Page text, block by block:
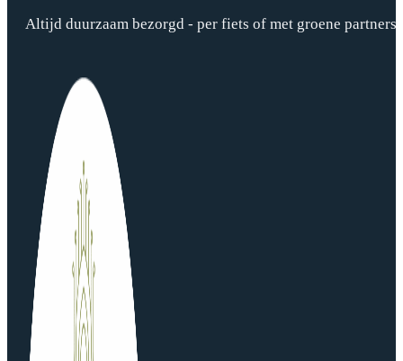
Altijd duurzaam bezorgd - per fiets of met groene partners